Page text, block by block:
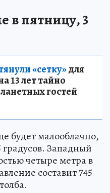
в пятницу, 3
«сетку»для
13 лет тайно
гостей
будет малооблачно,
градусов. Западный
четыре метра в
составит 745